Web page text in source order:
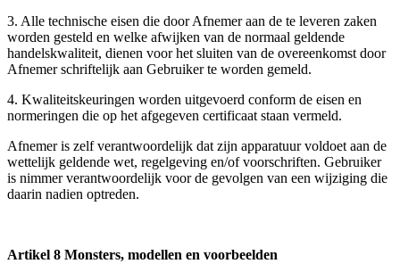
3. Alle technische eisen die door Afnemer aan de te leveren zaken
worden gesteld en welke afwijken van de normaal geldende
handelskwaliteit, dienen voor het sluiten van de overeenkomst door
Afnemer schriftelijk aan Gebruiker te worden gemeld.
4. Kwaliteitskeuringen worden uitgevoerd conform de eisen en
normeringen die op het afgegeven certificaat staan vermeld.
Afnemer is zelf verantwoordelijk dat zijn apparatuur voldoet aan de
wettelijk geldende wet, regelgeving en/of voorschriften. Gebruiker
is nimmer verantwoordelijk voor de gevolgen van een wijziging die
daarin nadien optreden.
Artikel 8 Monsters, modellen en voorbeelden